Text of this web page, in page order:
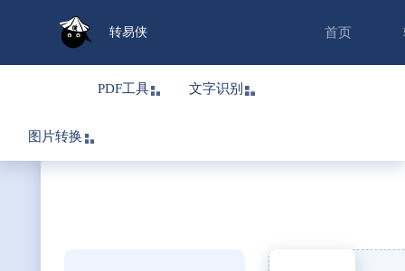
转易侠 首页
PDF工具 文字识别
图片转换